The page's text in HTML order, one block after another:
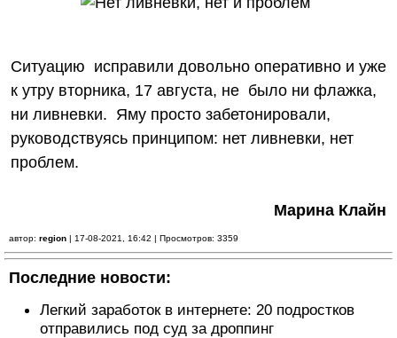
Ситуацию исправили довольно оперативно и уже
к утру вторника, 17 августа, не было ни флажка,
ни ливневки. Яму просто забетонировали,
руководствуясь принципом: нет ливневки, нет
проблем.
Марина Клайн
автор: region | 17-08-2021, 16:42 | Просмотров: 3359
Последние новости:
Легкий заработок в интернете: 20 подростков
отправились под суд за дроппинг